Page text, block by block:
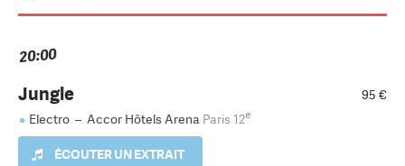
20:00
95 €
Jungle
Electro – Accor Hôtels Arena Paris 12e
ÉCOUTER UN EXTRAIT